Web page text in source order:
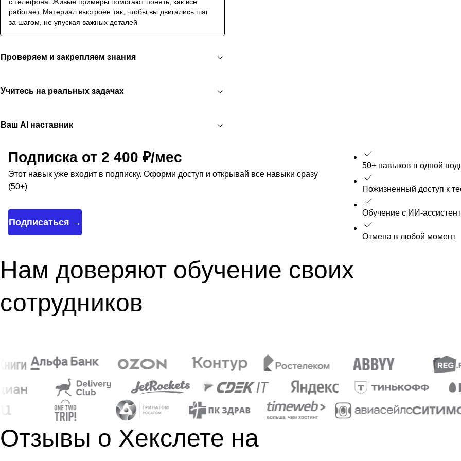
работает. Материал выстроен так, чтобы вы двигались шаг
за шагом, не упуская важных деталей
Проверяем и закрепляем знания
Учитесь на реальных задачах
Ваш AI наставник
Подписка от 2 400 ₽/мес
Этот навык уже входит в подписку. Оформи доступ и открывай все навыки сразу
(50+)
Подписаться →
50+ навыков в одной
Пожизненный доступ к
Обучение с ИИ-
Отмена в любой момент
Нам доверяют обучение своих
сотрудников
Отзывы о Хекслете на